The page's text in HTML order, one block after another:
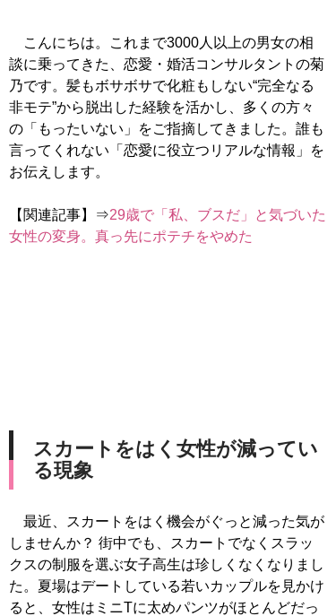
こんにちは。これまで3000人以上の男女の相
談に乗ってきた、恋愛・婚活コンサルタントの菊
乃です。髪もボサボサで化粧もしない“完全なる
非モテ”から脱出した経験を活かし、多くの方々
の「もったいない」をご指摘してきました。誰も
言ってくれない「恋愛に役立つリアルな情報」を
お伝えします。
【関連記事】⇒29歳で「私、ブスだ」と気づいた
女性の変身。真っ先にポテチをやめた
スカートをはく女性が減ってい
る現象
最近、スカートをはく機会がぐっと減った気が
しませんか？ 街中でも、スカートでなくスラッ
クスの制服を選ぶ女子高生は珍しくなくなりまし
た。夏場はデートしている若いカップルを見かけ
ると、女性はミニTに太めパンツがほとんどだっ